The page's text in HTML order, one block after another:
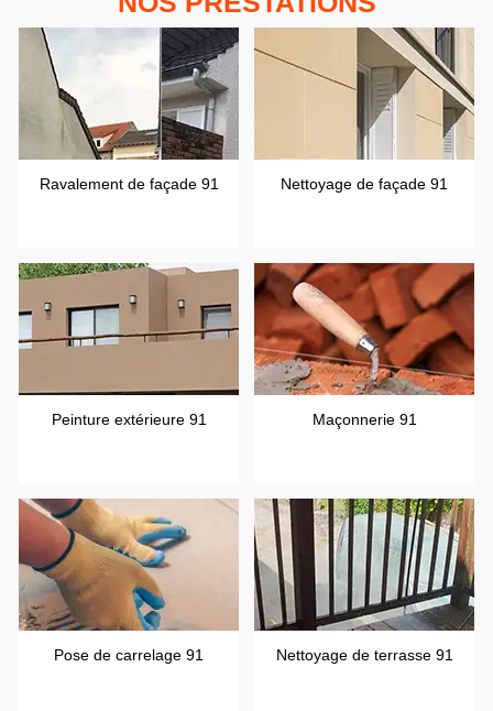
Ravalement de façade 91 Nettoyage de façade 91
Peinture extérieure 91 Maçonnerie 91
Pose de carrelage 91 Nettoyage de terrasse 91